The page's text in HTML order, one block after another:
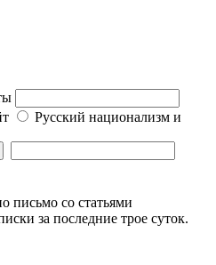
Русский национализм и
письмо со статьями
за последние трое суток.